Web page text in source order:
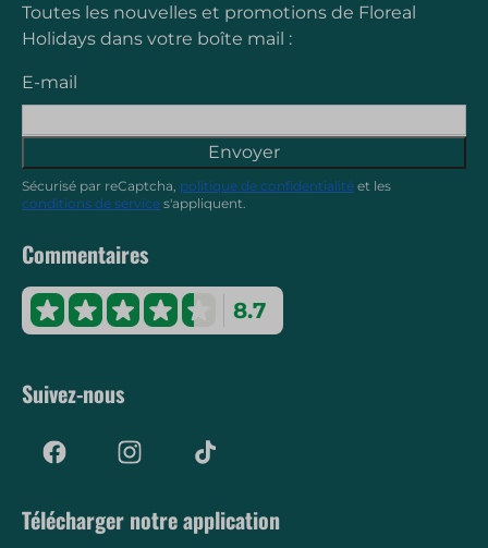
Toutes les nouvelles et promotions de Floreal
Holidays dans votre boîte mail :
E-mail
Envoyer
Sécurisé par reCaptcha, politique de confidentialité et les
conditions de service s'appliquent.
Commentaires
8.7
Suivez-nous
Télécharger notre application